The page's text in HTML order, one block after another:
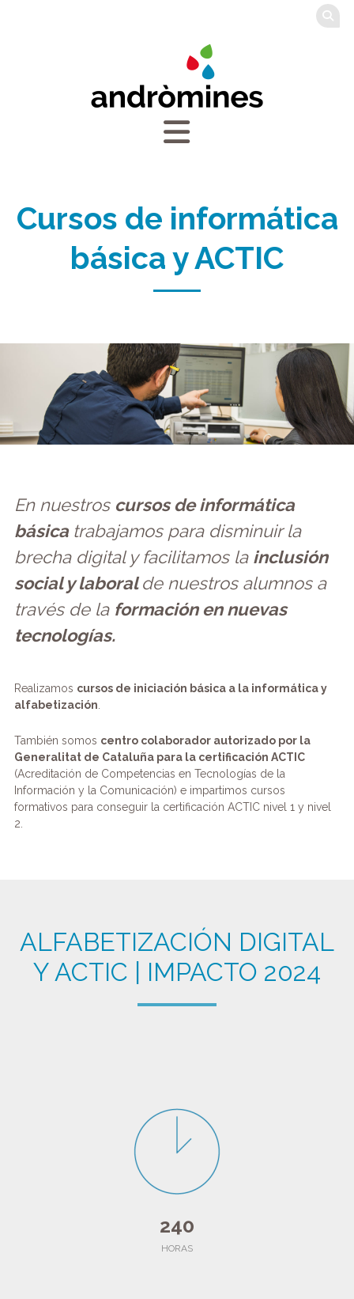
Cursos de informática
básica y ACTIC
En nuestros cursos de informática
básica trabajamos para disminuir la
brecha digital y facilitamos la inclusión
social y laboralde nuestros alumnos a
través de la formación en nuevas
tecnologías.
Realizamos cursos de iniciación básica a la informática y
alfabetización.
También somos centro colaborador autorizado por la
Generalitat de Cataluña para la certificación ACTIC
(Acreditación de Competencias en Tecnologías de la
Información y la Comunicación) e impartimos cursos
formativos para conseguir la certificación ACTIC nivel 1 y nivel
2.
ALFABETIZACIÓN DIGITAL
Y ACTIC | IMPACTO 2024
240
HORAS